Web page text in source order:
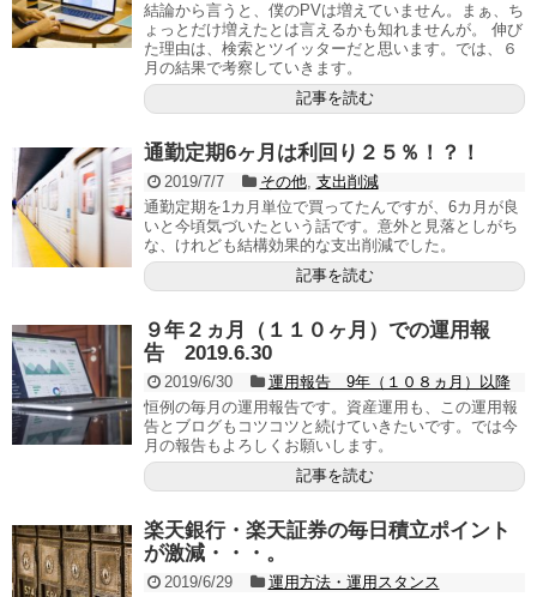
結論から言うと、僕のPVは増えていません。まぁ、ち
ょっとだけ増えたとは言えるかも知れませんが。 伸び
た理由は、検索とツイッターだと思います。では、６
月の結果で考察していきます。
記事を読む
通勤定期6ヶ月は利回り２５％！？！
2019/7/7 その他, 支出削減
通勤定期を1カ月単位で買ってたんですが、6カ月が良
いと今頃気づいたという話です。意外と見落としがち
な、けれども結構効果的な支出削減でした。
記事を読む
９年２ヵ月（１１０ヶ月）での運用報
告 2019.6.30
2019/6/30
運用報告 9年（１０８ヵ月）以降
恒例の毎月の運用報告です。資産運用も、この運用報
告とブログもコツコツと続けていきたいです。では今
月の報告もよろしくお願いします。
記事を読む
楽天銀行・楽天証券の毎日積立ポイント
が激減・・・。
2019/6/29
運用方法・運用スタンス